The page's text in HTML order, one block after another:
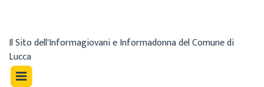
Il Sito dell'Informagiovani e Informadonna del Comune di
Lucca